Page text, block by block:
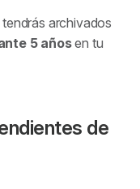
archivados
5 añosen tu
de